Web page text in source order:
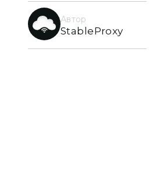
Автор
StableProxy